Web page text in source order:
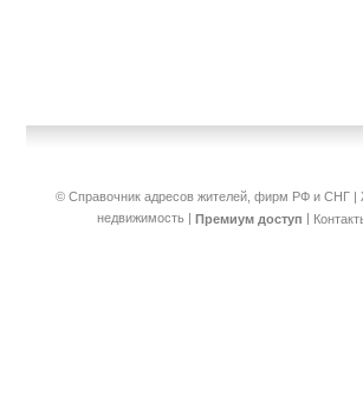
© Справочник адресов жителей, фирм РФ и СНГ |
недвижимость | Премиум доступ |